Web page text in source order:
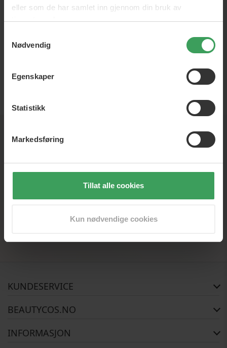
eller som de har samlet inn gjennom din bruk av
tjenestene deres.
Nødvendig
Egenskaper
Statistikk
Markedsføring
Tillat alle cookies
Kun nødvendige cookies
NOK
få skarpe tilbud, nyheter og inspirasjon
KUNDESERVICE
BEAUTYCOS.NO
INFORMASJON